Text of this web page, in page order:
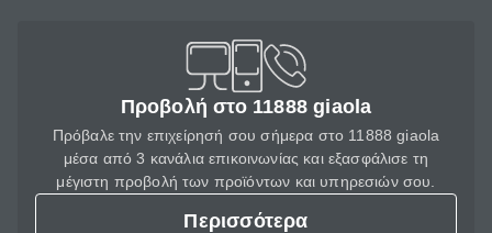
Προβολή στο 11888 giaola
Πρόβαλε την επιχείρησή σου σήμερα στο 11888 giaola
μέσα από 3 κανάλια επικοινωνίας και εξασφάλισε τη
μέγιστη προβολή των προϊόντων και υπηρεσιών σου.
Περισσότερα